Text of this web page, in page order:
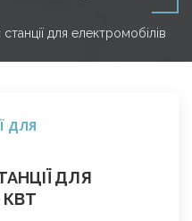
станції для електромобілів
ДЛЯ
ДЛЯ
КВТ